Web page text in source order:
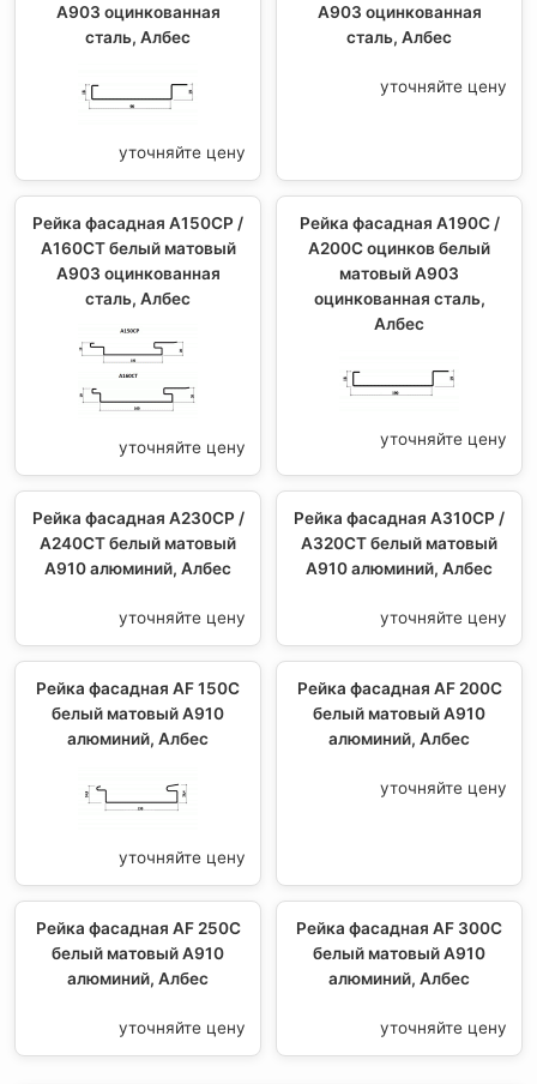
А903 оцинкованная
сталь, Албес
уточняйте цену
А903 оцинкованная
сталь, Албес
уточняйте цену
Рейка фасадная A150СР /
А160СТ белый матовый
А903 оцинкованная
сталь, Албес
уточняйте цену
Рейка фасадная A190С /
А200С оцинков белый
матовый А903
оцинкованная сталь,
Албес
уточняйте цену
Рейка фасадная A230СР /
А240СТ белый матовый
А910 алюминий, Албес
уточняйте цену
Рейка фасадная A310СР /
А320СТ белый матовый
А910 алюминий, Албес
уточняйте цену
Рейка фасадная AF 150C
белый матовый А910
алюминий, Албес
уточняйте цену
Рейка фасадная AF 200C
белый матовый А910
алюминий, Албес
уточняйте цену
Рейка фасадная AF 250C
белый матовый А910
алюминий, Албес
уточняйте цену
Рейка фасадная AF 300C
белый матовый А910
алюминий, Албес
уточняйте цену